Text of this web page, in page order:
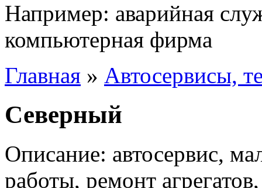
Например: аварийная
компьютерная фирма
Главная » Автосервисы,
Северный
Описание: автосервис,
работы, ремонт